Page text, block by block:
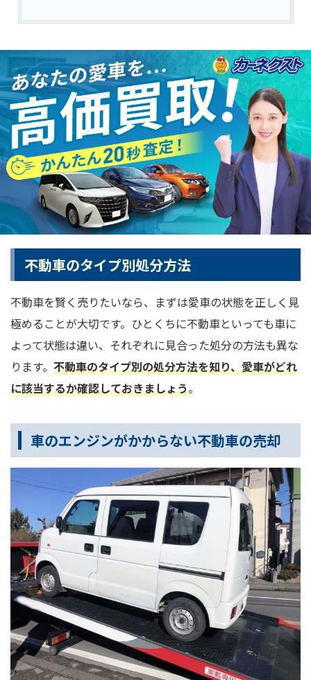
不動車のタイプ別処分方法
不動車を賢く売りたいなら、まずは愛車の状態を正しく見
極めることが大切です。ひとくちに不動車といっても車に
よって状態は違い、それぞれに見合った処分の方法も異な
ります。 不動車のタイプ別の処分方法を知り、愛車がどれ
に該当するか確認しておきましょう。
車のエンジンがかからない不動車の売却